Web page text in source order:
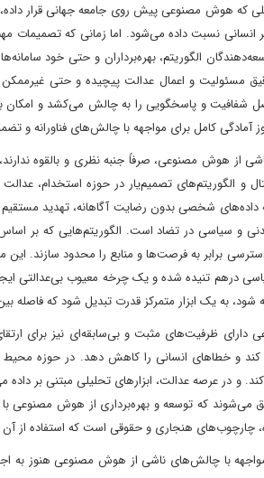
که هوش مصنوعی پیش روی جامعه جهانی قرار
نسبت داده می‌شود. اما زمانی که تصمیمات
الگوریتم، بهره‌برداران و حتی خود
مسئولیت و اعمال عدالت پیچیده و حتی
شفافیت و پاسخگویی را به چالش می‌کشد و
کامل برای مواجهه با چالش‌های فناورانه و
از هوش مصنوعی، صرفاً جنبه نظری و بالقوه
و الگوریتم‌های تصمیم‌یار در حوزه استخدام،
داده‌های شخصی بدون رضایت آگاهانه، تهدید
و سیاسی در تضاد است. الگوریتم‌هایی که بر
برابر به فرصت‌ها و منابع را محدود سازند.
درهم تنیده شده و یک چرخه معیوب بی‌عدالتی
شود، به یک ابزار متمرکز قدرت تبدیل شود که
ظرفیت‌های مثبت و بی‌سابقه‌ای نیز برای
کند و خطاهای انسانی را کاهش دهد. در حوزه
در عرصه عدالت، ابزارهای تحلیلی مبتنی بر داده
می‌شوند که توسعه و بهره‌برداری از هوش مصنوعی
چارچوب‌های هنجاری و حقوقی است که استفاده از
با چالش‌های ناشی از هوش مصنوعی هنوز